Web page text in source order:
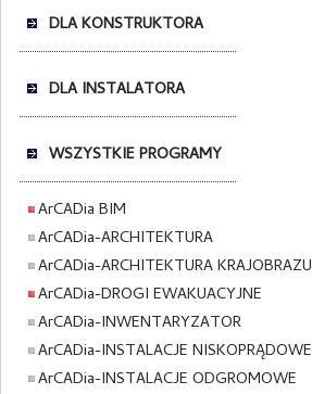
DLA KONSTRUKTORA
DLA INSTALATORA
WSZYSTKIE PROGRAMY
ArCADia BIM
ArCADia-ARCHITEKTURA
ArCADia-ARCHITEKTURA KRAJOBRAZU
ArCADia-DROGI EWAKUACYJNE
ArCADia-INWENTARYZATOR
ArCADia-INSTALACJE NISKOPRĄDOWE
ArCADia-INSTALACJE ODGROMOWE